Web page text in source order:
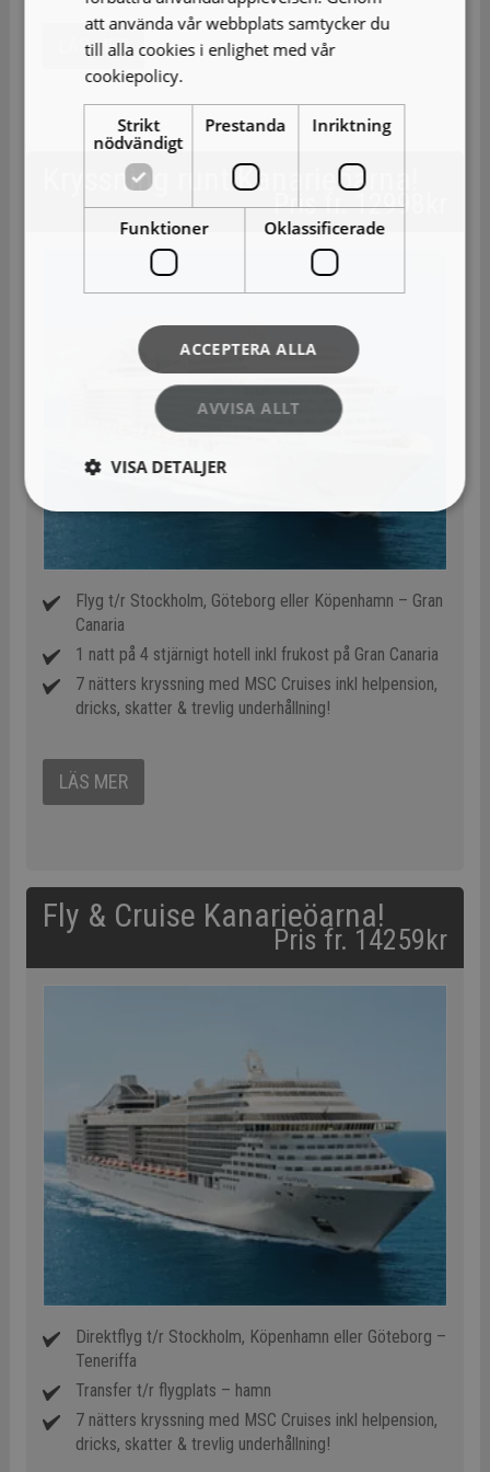
LÄS MER
Kryssning runt Kanarieöarna!
Pris fr. 12998kr
Flyg t/r Stockholm, Göteborg eller Köpenhamn – Gran
Canaria
1 natt på 4 stjärnigt hotell inkl frukost på Gran Canaria
7 nätters kryssning med MSC Cruises inkl helpension,
dricks, skatter & trevlig underhållning!
LÄS MER
Fly & Cruise Kanarieöarna!
Pris fr. 14259kr
Direktflyg t/r Stockholm, Köpenhamn eller Göteborg –
Teneriffa
Transfer t/r flygplats – hamn
7 nätters kryssning med MSC Cruises inkl helpension,
dricks, skatter & trevlig underhållning!
att använda vår webbplats samtycker du
till alla cookies i enlighet med vår
cookiepolicy.
Strikt
nödvändigt
Prestanda Inriktning
Funktioner Oklassificerade
ACCEPTERA ALLA
AVVISA ALLT
VISA DETALJER